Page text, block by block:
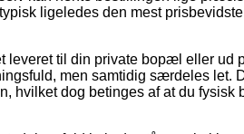
ligeledes den mest
leveret til din private bopæl eller ud
men samtidig særdeles let.
hvilket dog betinges af at du